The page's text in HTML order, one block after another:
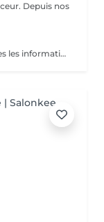
Depuis nos
Ce rendez-vous vous permet d'obtenir toutes les informations nécessaires avant votre prestation : - conseils personnalisés - étude de vos besoins - diagnostic du cheveu Le montant de la consultation sera déduit de votre prestation finale si vous réservez immédiatement après ce rendez-vous.